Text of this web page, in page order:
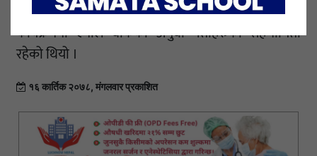
कार्यक्रममा एमाले बाँकेका अगुवा नेताहरुको सहभागिता
रहेको थियो ।
१६ कार्तिक २०७८, मंगलवार प्रकाशित